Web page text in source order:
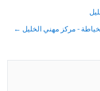
- مركز مهني الخليل ←